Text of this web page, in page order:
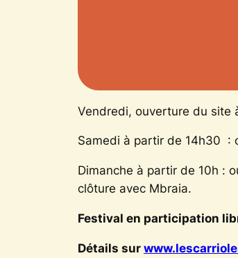
Vendredi, ouverture du site
Samedi à partir de 14h30 :
Dimanche à partir de 10h :
clôture avec Mbraia.
Festival en participation
Détails sur